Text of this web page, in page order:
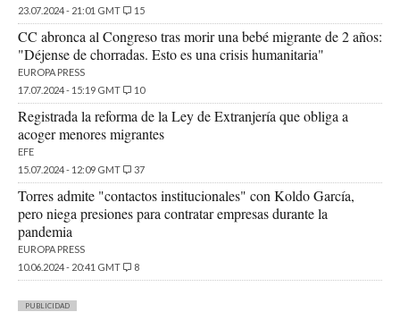
23.07.2024 - 21:01 GMT
15
CC abronca al Congreso tras morir una bebé migrante de 2 años:
"Déjense de chorradas. Esto es una crisis humanitaria"
EUROPA PRESS
17.07.2024 - 15:19 GMT
10
Registrada la reforma de la Ley de Extranjería que obliga a
acoger menores migrantes
EFE
15.07.2024 - 12:09 GMT
37
Torres admite "contactos institucionales" con Koldo García,
pero niega presiones para contratar empresas durante la
pandemia
EUROPA PRESS
10.06.2024 - 20:41 GMT
8
PUBLICIDAD